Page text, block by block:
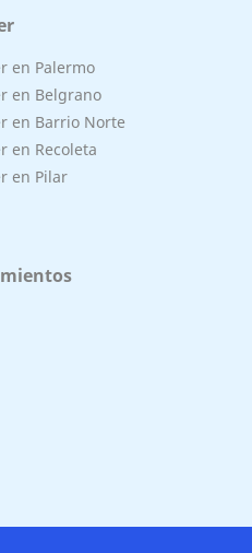
en Palermo
en Belgrano
en Barrio Norte
en Recoleta
en Pilar